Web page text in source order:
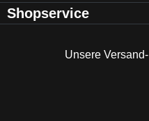
Shopservice
Unsere